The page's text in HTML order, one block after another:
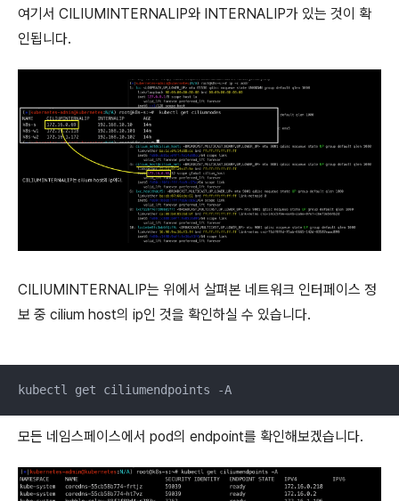
여기서 CILIUMINTERNALIP와 INTERNALIP가 있는 것이 확
인됩니다.
CILIUMINTERNALIP는 위에서 살펴본 네트워크 인터페이스 정
보 중 cilium host의 ip인 것을 확인하실 수 있습니다.
kubectl get ciliumendpoints -A
모든 네임스페이스에서 pod의 endpoint를 확인해보겠습니다.